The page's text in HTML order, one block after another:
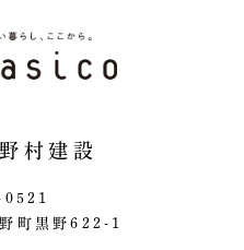
村建設
町黒野622-1